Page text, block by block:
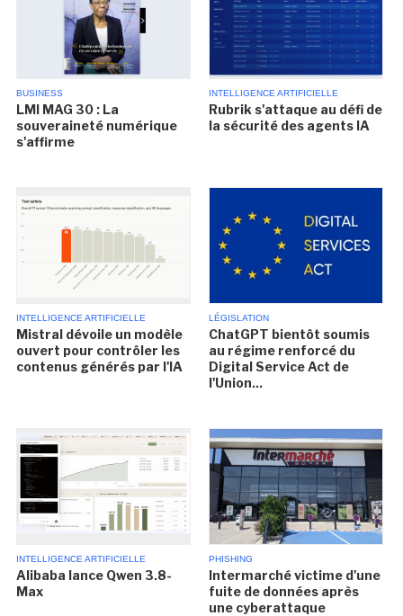
BUSINESS
LMI MAG 30 : La
souveraineté numérique
s'affirme
INTELLIGENCE ARTIFICIELLE
Rubrik s'attaque au défi de
la sécurité des agents IA
INTELLIGENCE ARTIFICIELLE
Mistral dévoile un modèle
ouvert pour contrôler les
contenus générés par l'IA
LÉGISLATION
ChatGPT bientôt soumis
au régime renforcé du
Digital Service Act de
l'Union...
INTELLIGENCE ARTIFICIELLE
Alibaba lance Qwen 3.8-
Max
PHISHING
Intermarché victime d'une
fuite de données après
une cyberattaque